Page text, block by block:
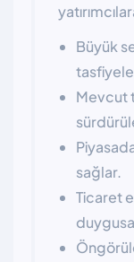
Büyük
Mevcut
sağlar.
Ticaret